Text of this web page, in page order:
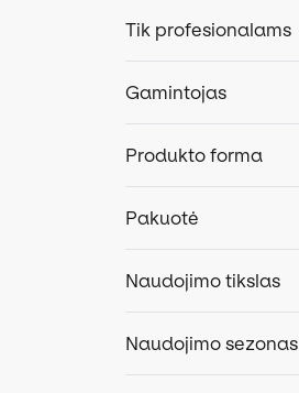
Tik profesionalams
Gamintojas
Produkto forma
Pakuotė
Naudojimo tikslas
Naudojimo sezonas